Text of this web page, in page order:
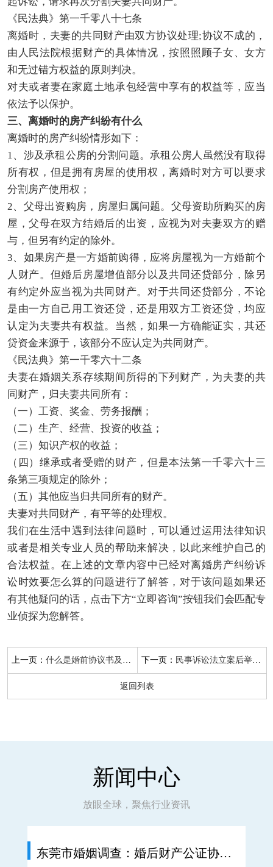
《民法典》第一千零八十七条
离婚时，夫妻的共同财产由双方协议处理;协议不成的，
由人民法院根据财产的具体情况，按照照顾子女、女方
和无过错方权益的原则判决。
对夫或者妻在家庭土地承包经营中享有的权益等，应当
依法予以保护。
三、离婚时的房产纠纷有什么
离婚时的房产纠纷情形如下：
1、涉及承租公房的分割问题。承租公房人虽然没有取得
所有权，但是拥有房屋的使用权，离婚时对方可以要求
分割房产使用权；
2、父母出资购房，房屋归属问题。父母资助所购买的房
屋，父母在双方结婚后的出资，应视为对夫妻双方的赠
与，但另有约定的除外。
3、如果房产是一方婚前购得，应将房屋视为一方婚前个
人财产。但婚后房屋增值部分以及共同还贷部分，除另
有约定外应当视为共同财产。对于共同还贷部分，不论
是由一方自己用工资还贷，还是用双方工资还贷，均应
认定为夫妻共有权益。当然，如果一方确能证实，其还
贷资金来源于，该部分不应认定为共同财产。
《民法典》第一千零六十二条
夫妻在婚姻关系存续期间所得的下列财产，为夫妻的共
同财产，归夫妻共同所有：
（一）工资、奖金、劳务报酬；
（二）生产、经营、投资的收益；
（三）知识产权的收益；
（四）继承或者受赠的财产，但是本法第一千零六十三
条第三项规定的除外；
（五）其他应当归共同所有的财产。
夫妻对共同财产，有平等的处理权。
我们在生活中遇到法律问题时，可以通过运用法律知识
或者是相关专业人员的帮助来解决，以此来维护自己的
合法权益。在上述的文章内容中已经对离婚房产纠纷诉
讼时效要怎么算的问题进行了解答，对于该问题如果还
有其他疑问的话，点击下方“立即咨询”按钮我们会匹配专
业侦探为您解答。
上一页：什么是婚前协议书及是不是具备法律效力 下一页： 民事诉讼法立案后举证期多长时间？
返回列表
新闻中心
放眼全球，聚焦行业资讯
东莞市婚姻调查：婚后财产公证协议书有法律效力吗